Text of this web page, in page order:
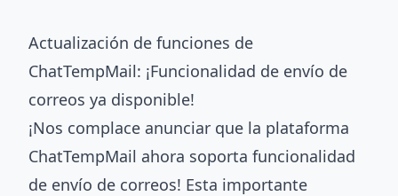
Actualización de funciones de
ChatTempMail: ¡Funcionalidad de envío de
correos ya disponible!
¡Nos complace anunciar que la plataforma
ChatTempMail ahora soporta funcionalidad
de envío de correos! Esta importante